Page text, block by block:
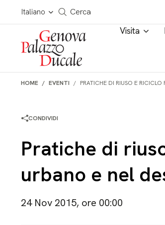
Salta al contenuto
Italiano
Cerca in tutto il sito
Cerca
Visita
HOME EVENTI PRATICHE DI RIUSO E RICICLO
CONDIVIDI
Pratiche di
urbano e nel
24 Nov 2015, ore 00:00